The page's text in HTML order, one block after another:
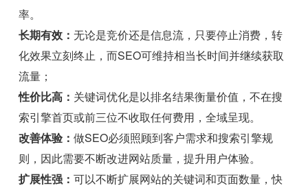
率。
长期有效：无论是竞价还是信息流，只要停止消费，转
化效果立刻终止，而SEO可维持相当长时间并继续获取
流量；
性价比高： 关键词优化是以排名结果衡量价值，不在搜
索引擎首页或前三位不收取任何费用，全域呈现。
改善体验：做SEO必须照顾到客户需求和搜索引擎规
则，因此需要不断改进网站质量，提升用户体验。
扩展性强：可以不断扩展网站的关键词和页面数量，快